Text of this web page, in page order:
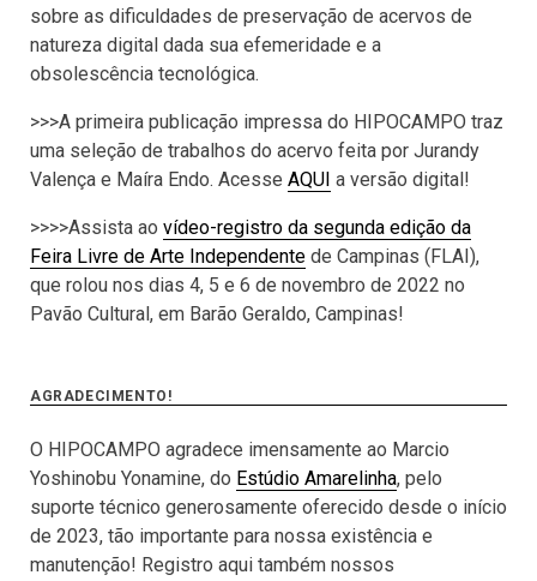
sobre as dificuldades de preservação de acervos de
natureza digital dada sua efemeridade e a
obsolescência tecnológica.
>>>A primeira publicação impressa do HIPOCAMPO traz
uma seleção de trabalhos do acervo feita por Jurandy
Valença e Maíra Endo. Acesse AQUI a versão digital!
>>>>Assista ao vídeo-registro da segunda edição da
Feira Livre de Arte Independente de Campinas (FLAI),
que rolou nos dias 4, 5 e 6 de novembro de 2022 no
Pavão Cultural, em Barão Geraldo, Campinas!
AGRADECIMENTO!
O HIPOCAMPO agradece imensamente ao Marcio
Yoshinobu Yonamine, do Estúdio Amarelinha, pelo
suporte técnico generosamente oferecido desde o início
de 2023, tão importante para nossa existência e
manutenção! Registro aqui também nossos